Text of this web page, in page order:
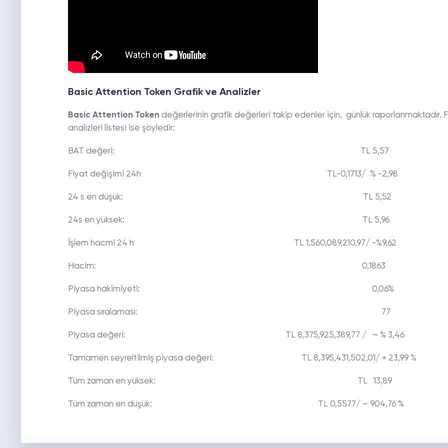
Basic Attention Token Grafik ve Analizler
Basic Attention Token değerlerinin grafik değerleri takip edenler için, günlük raporlanmaktadır.
analizleri listesi ise şöyledir:
BAT değeri: TL 5,57
Fiyat değişimi 24h TL-0,1713/ % -2,98
24 s en düşük: TL 5,52
24s en yüksek: TL 5,96
İşlem hacmi 24 h TL 1,560,089,210,97/ -%9,62
Hacim: 0,1863
Piyasa hakimiyeti: 0,06%
Piyasa sıralaması: 77
Piyasa değeri: TL 8,375,925,389,77 / – % 3,46
Tamamen seyreltilmiş piyasa değeri: TL 8,395,431,502,01/ + 23,99 %
Tüm zaman en yüksek: TL 13,89
Tüm zaman en düşük: TL 0,5577/ – 904,76 %